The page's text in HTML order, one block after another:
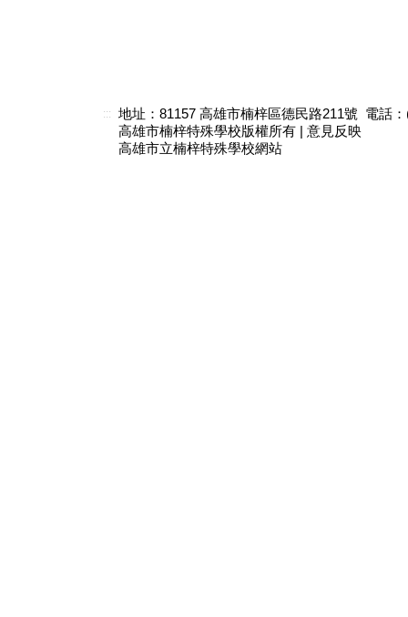
:::
地址：81157 高雄市楠梓區德民路211號 電話
高雄市楠梓特殊學校版權所有 | 意見反映
高雄市立楠梓特殊學校網站